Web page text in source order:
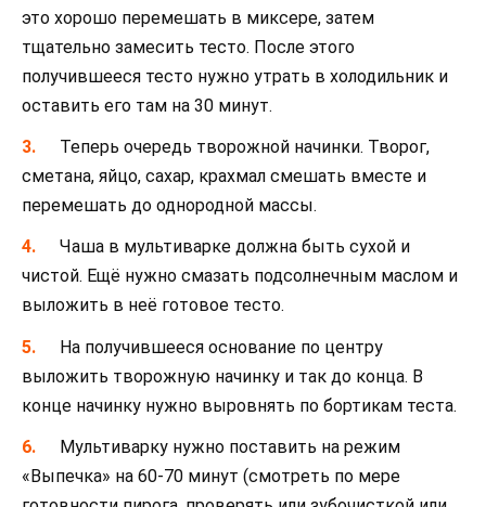
это хорошо перемешать в миксере, затем
тщательно замесить тесто. После этого
получившееся тесто нужно утрать в холодильник и
оставить его там на 30 минут.
Теперь очередь творожной начинки. Творог,
сметана, яйцо, сахар, крахмал смешать вместе и
перемешать до однородной массы.
Чаша в мультиварке должна быть сухой и
чистой. Ещё нужно смазать подсолнечным маслом и
выложить в неё готовое тесто.
На получившееся основание по центру
выложить творожную начинку и так до конца. В
конце начинку нужно выровнять по бортикам теста.
Мультиварку нужно поставить на режим
«Выпечка» на 60-70 минут (смотреть по мере